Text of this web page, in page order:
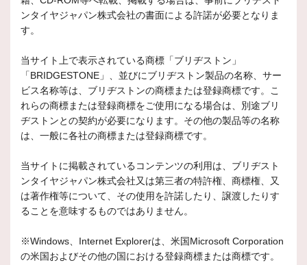
ンタイヤジャパン株式会社の書面による許諾が必要となりま
す。
当サイト上で表示されている商標「ブリヂストン」
「BRIDGESTONE」、並びにブリヂストン製品の名称、サー
ビス名称等は、ブリヂストンの商標または登録商標です。こ
れらの商標または登録商標をご使用になる場合は、別途ブリ
ヂストンとの契約が必要になります。その他の製品等の名称
は、一般に各社の商標または登録商標です。
当サイトに掲載されているコンテンツの利用は、ブリヂスト
ンタイヤジャパン株式会社又は第三者の特許権、商標権、又
は著作権等について、その使用を許諾したり、譲渡したりす
ることを意味するものではありません。
※Windows、Internet Explorerは、米国Microsoft Corporation
の米国およびその他の国における登録商標または商標です。